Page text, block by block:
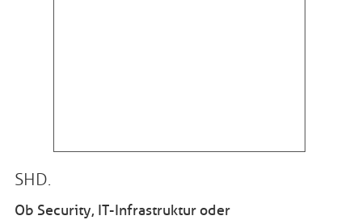
SHD.
Ob Security, IT-Infrastruktur oder